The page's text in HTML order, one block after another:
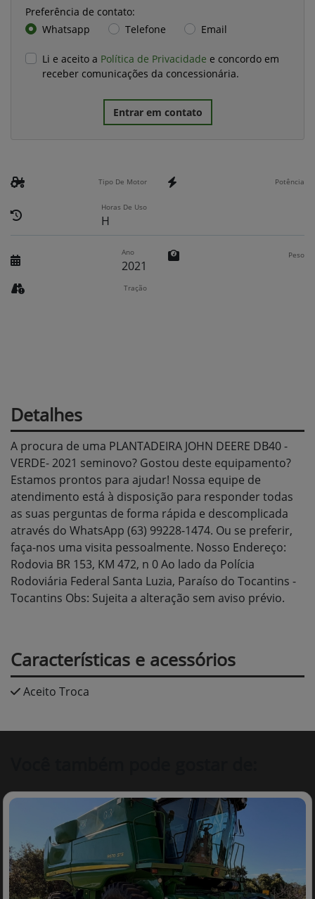
Preferência de contato:
Whatsapp
Telefone Email
Li e aceito a Política de Privacidade e concordo em
receber comunicações da concessionária.
Entrar em contato
Tipo De Motor Potência
Horas De Uso
H
Ano
2021
Peso
Tração
Detalhes
A procura de uma PLANTADEIRA JOHN DEERE DB40 -
VERDE- 2021 seminovo? Gostou deste equipamento?
Estamos prontos para ajudar! Nossa equipe de
atendimento está à disposição para responder todas
as suas perguntas de forma rápida e descomplicada
através do WhatsApp (63) 99228-1474. Ou se preferir,
faça-nos uma visita pessoalmente. Nosso Endereço:
Rodovia BR 153, KM 472, n 0 Ao lado da Polícia
Rodoviária Federal Santa Luzia, Paraíso do Tocantins -
Tocantins Obs: Sujeita a alteração sem aviso prévio.
Características e acessórios
Aceito Troca